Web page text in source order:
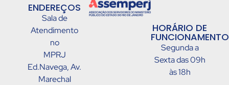
ENDEREÇOS
Sala de
Atendimento
no
MPRJ
Ed.Navega, Av.
Marechal
HORÁRIO DE
Segunda a
Sexta das 09h
às 18h